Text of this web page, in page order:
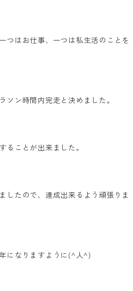
つはお仕事、一つは私生活のことを
ソン時間内完走と決めました。
ることが出来ました。
したので、達成出来るよう頑張りま
になりますように(^人^)